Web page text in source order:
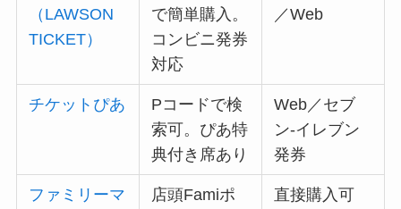
（LAWSON
TICKET）
で簡単購入。
コンビニ発券
対応
／Web
チケットぴあ
Pコードで検
索可。ぴあ特
典付き席あり
Web／セブ
ン-イレブン
発券
ファミリーマ
店頭Famiポ
直接購入可